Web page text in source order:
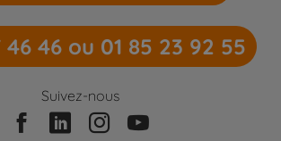
46 46 ou 01 85 23 92 55
Suivez-nous